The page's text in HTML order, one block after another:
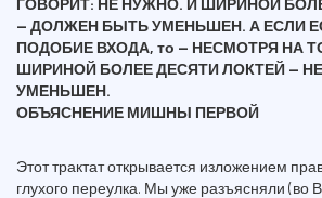
ГОВОРИТ: НЕ НУЖНО. И ШИРИНОЙ
— ДОЛЖЕН БЫТЬ УМЕНЬШЕН. А ЕСЛИ
ПОДОБИЕ ВХОДА, то — НЕСМОТРЯ НА
ШИРИНОЙ БОЛЕЕ ДЕСЯТИ ЛОКТЕЙ —
УМЕНЬШЕН.
ОБЪЯСНЕНИЕ МИШНЫ ПЕРВОЙ
Этот трактат открывается изложением
глухого переулка. Мы уже разъясняли (во